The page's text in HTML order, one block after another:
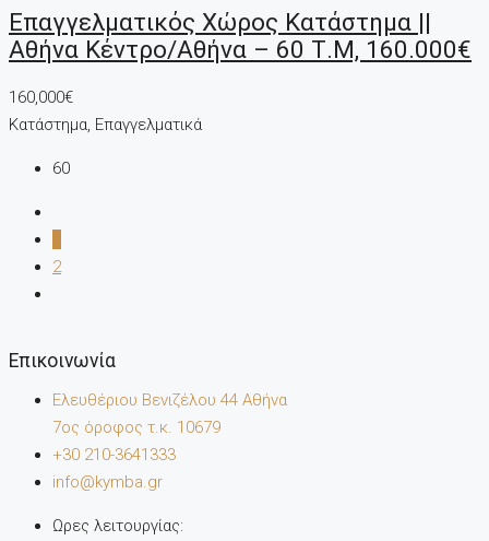
Επαγγελματικός Χώρος Κατάστημα ||
Αθήνα Κέντρο/Αθήνα – 60 Τ.μ, 160.000€
160,000€
Κατάστημα, Επαγγελματικά
60
2
Επικοινωνία
Ελευθέριου Βενιζέλου 44 Αθήνα
7oς όροφος τ.κ. 10679
+30 210-3641333
info@kymba.gr
Ωρες λειτουργίας: